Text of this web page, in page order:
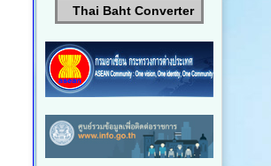
Thai Baht Converter